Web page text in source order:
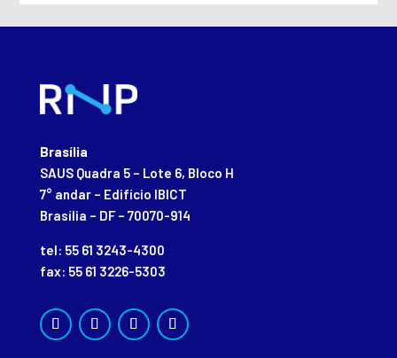
Brasília
SAUS Quadra 5 – Lote 6, Bloco H
7° andar – Edifício IBICT
Brasília – DF – 70070-914
tel: 55 61 3243-4300
fax: 55 61 3226-5303